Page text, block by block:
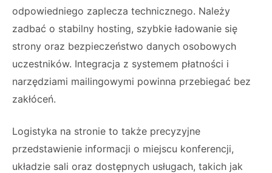
odpowiedniego zaplecza technicznego. Należy
zadbać o stabilny hosting, szybkie ładowanie się
strony oraz bezpieczeństwo danych osobowych
uczestników. Integracja z systemem płatności i
narzędziami mailingowymi powinna przebiegać bez
zakłóceń.
Logistyka na stronie to także precyzyjne
przedstawienie informacji o miejscu konferencji,
układzie sali oraz dostępnych usługach, takich jak